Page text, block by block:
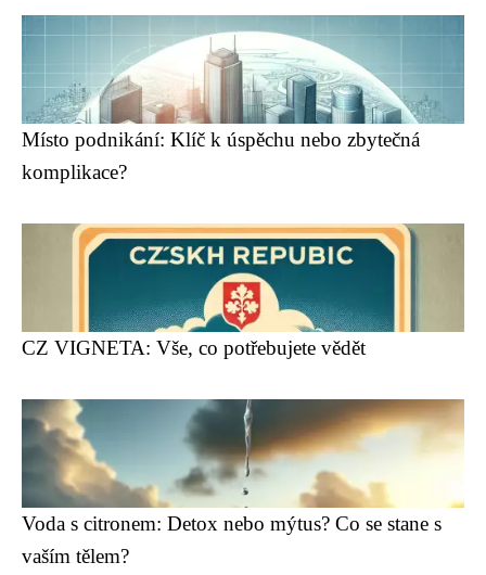
Místo podnikání: Klíč k úspěchu nebo zbytečná
komplikace?
CZ VIGNETA: Vše, co potřebujete vědět
Voda s citronem: Detox nebo mýtus? Co se stane s
vaším tělem?